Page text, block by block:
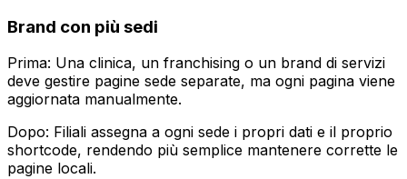
Brand con più sedi
Prima: Una clinica, un franchising o un brand di servizi
deve gestire pagine sede separate, ma ogni pagina viene
aggiornata manualmente.
Dopo: Filiali assegna a ogni sede i propri dati e il proprio
shortcode, rendendo più semplice mantenere corrette le
pagine locali.